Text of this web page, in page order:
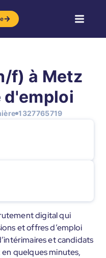
f) à Metz
d'emploi
1327765719
digital qui
et offres d’emploi
et candidats
en quelques minutes,